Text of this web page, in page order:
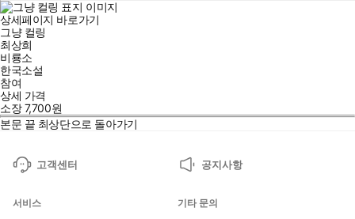
상세페이지 바로가기
그냥 컬링
최상희
비룡소
한국소설
참여
상세 가격
소장7,700원
본문 끝 최상단으로 돌아가기
고객센터 공지사항
서비스
기타 문의